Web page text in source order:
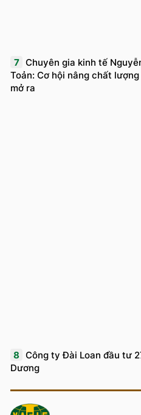
7 Chuyên gia kinh tế
Toản: Cơ hội nâng chất lượng
mở ra
8 Công ty Đài Loan đầu tư
Dương